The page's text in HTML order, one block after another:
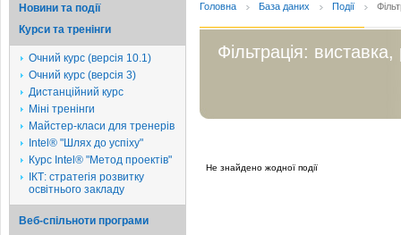
Новини та події
Курси та тренінги
Очний курс (версія 10.1)
Очний курс (версія 3)
Дистанційний курс
Міні тренінги
Майстер-класи для тренерів
Intel® "Шлях до успіху"
Курс Intel® "Метод проектів"
ІКТ: стратегія розвитку
освітнього закладу
Веб-спільноти програми
Головна База даних Події
Фільтрація:
Не знайдено жодної події